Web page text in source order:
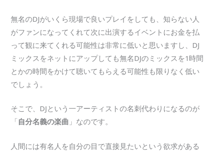
無名のDJがいくら現場で良いプレイをしても、知らない人
がファンになってくれて次に出演するイベントにお金を払
って観に来てくれる可能性は非常に低いと思いますし、DJ
ミックスをネットにアップしても無名DJのミックスを1時間
とかの時間をかけて聴いてもらえる可能性も限りなく低い
でしょう。
そこで、DJという一アーティストの名刺代わりになるのが
「自分名義の楽曲 」なのです。
人間には有名人を自分の目で直接見たいという欲求がある